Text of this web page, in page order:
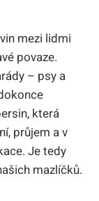
mezi lidmi
povaze.
– psy a
která
průjem a v
Je tedy
mazlíčků.